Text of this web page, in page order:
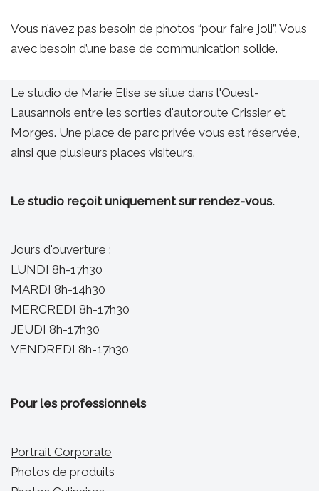
Vous n’avez pas besoin de photos “pour faire joli”. Vous
avec besoin d’une base de communication solide.
Le studio de Marie Elise se situe dans l'Ouest-
Lausannois entre les sorties d'autoroute Crissier et
Morges. Une place de parc privée vous est réservée,
ainsi que plusieurs places visiteurs.
Le studio reçoit uniquement sur rendez-vous.
Jours d'ouverture :
LUNDI 8h-17h30
MARDI 8h-14h30
MERCREDI 8h-17h30
JEUDI 8h-17h30
VENDREDI 8h-17h30
Pour les professionnels
Portrait Corporate
Photos de produits